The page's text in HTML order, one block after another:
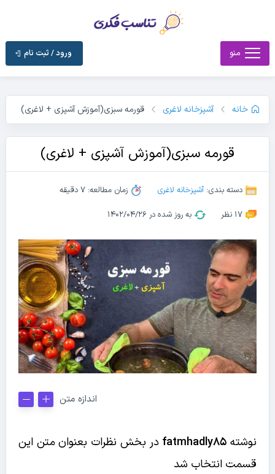
منو ورود / ثبت نام
خانه آشپزخانه لاغری قورمه سبزی(آموزش آشپزی + لاغری)
قورمه سبزی(آموزش آشپزی + لاغری)
دسته بندی: آشپزخانه لاغری
زمان مطالعه: 7 دقیقه
17 نظر
به روز شده در ۱۴۰۲/۰۴/۲۶
اندازه متن
نوشته fatmhadly85 در بخش نظرات بعنوان متن این
قسمت انتخاب شد